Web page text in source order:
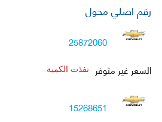
رقم اصلي محول
25872060
السعر غير متوفر
نفذت الكمية
15268651